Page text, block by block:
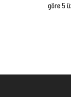
göre 5